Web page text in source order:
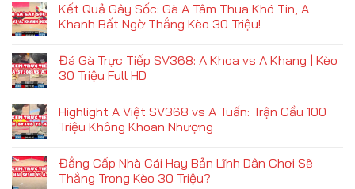
Kết Quả Gây Sốc: Gà A Tâm Thua Khó Tin, A
Khanh Bất Ngờ Thắng Kèo 30 Triệu!
Đá Gà Trực Tiếp SV368: A Khoa vs A Khang | Kèo
30 Triệu Full HD
Highlight A Việt SV368 vs A Tuấn: Trận Cầu 100
Triệu Không Khoan Nhượng
Đẳng Cấp Nhà Cái Hay Bản Lĩnh Dân Chơi Sẽ
Thắng Trong Kèo 30 Triệu?